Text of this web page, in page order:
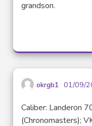
grandson.
okrgb1 01/09/
Caliber: Landeron
(Chronomasters);